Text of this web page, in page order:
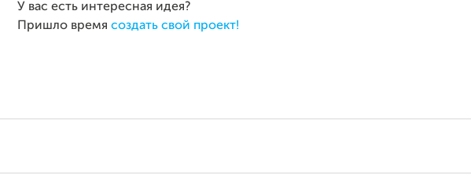
У вас есть интересная идея?
Пришло время создать свой проект!